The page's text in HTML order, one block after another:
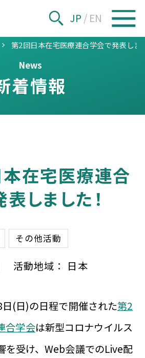
JP / EN
第2回日本在宅医療連合学会で発表しま
News
着情報
在宅医療連合
しました！
その他活動
活動地域： 日本
(日)の日程で開催された第2
合学会は新型コロナウイルス
を受け、Web会議でのLive配